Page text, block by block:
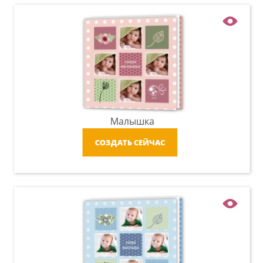
Малышка
СОЗДАТЬ СЕЙЧАС